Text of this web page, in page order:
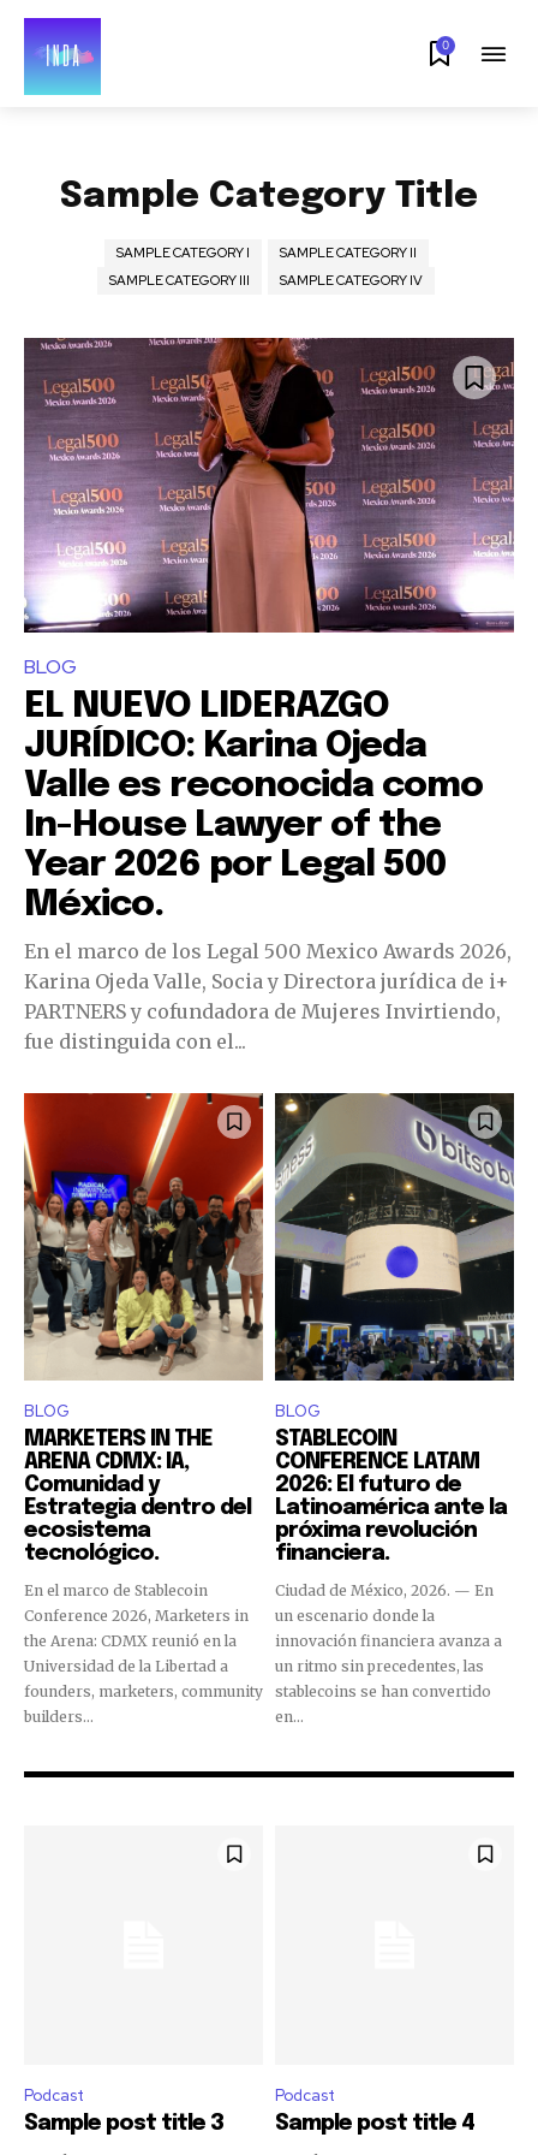
Únete a nuestra comunidad de
SUSCRIPTORES y sea parte de la
conversación.
0
Sample Category Title
SAMPLE CATEGORY I
SAMPLE CATEGORY II
SAMPLE CATEGORY III
SAMPLE CATEGORY IV
BLOG
EL NUEVO LIDERAZGO
JURÍDICO: Karina Ojeda
Valle es reconocida como
In-House Lawyer of the
Year 2026 por Legal 500
México.
En el marco de los Legal 500 Mexico Awards 2026,
Karina Ojeda Valle, Socia y Directora jurídica de i+
PARTNERS y cofundadora de Mujeres Invirtiendo,
fue distinguida con el...
BLOG
MARKETERS IN THE
ARENA CDMX: IA,
Comunidad y
Estrategia dentro del
ecosistema
tecnológico.
En el marco de Stablecoin
Conference 2026, Marketers in
the Arena: CDMX reunió en la
Universidad de la Libertad a
founders, marketers, community
builders...
BLOG
STABLECOIN
CONFERENCE LATAM
2026: El futuro de
Latinoamérica ante la
próxima revolución
financiera.
Ciudad de México, 2026. — En
un escenario donde la
innovación financiera avanza a
un ritmo sin precedentes, las
stablecoins se han convertido
en...
Podcast
Sample post title 3
Podcast
Sample post title 4